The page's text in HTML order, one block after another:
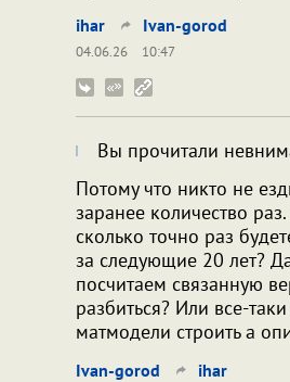
ihar Ivan-gorod
04.06.26
10:47
Вы прочитали
Потому что никто не
заранее количество
сколько точно раз
за следующие 20 лет?
посчитаем связанную
разбиться? Или все-
матмодели строить а
Ivan-gorod ihar